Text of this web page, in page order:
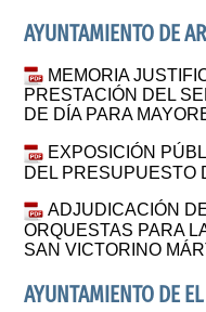
AYUNTAMIENTO DE
MEMORIA
PRESTACIÓN DEL
DE DÍA PARA
EXPOSICIÓN
DEL PRESUPUESTO
ADJUDICACIÓN
ORQUESTAS PARA
SAN VICTORINO
AYUNTAMIENTO DE